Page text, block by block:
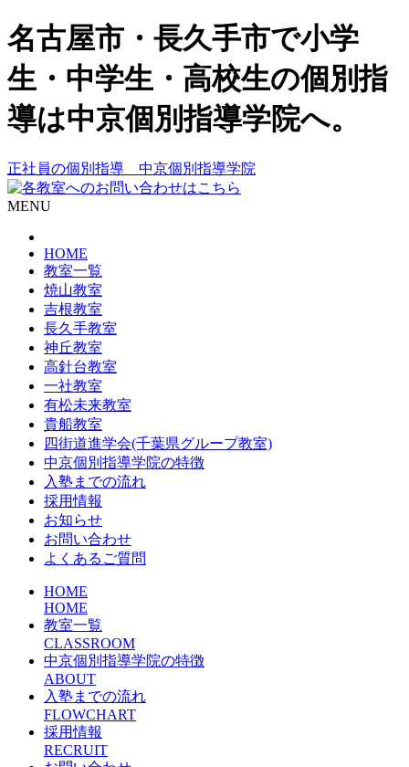
名古屋市・長久手市で小学
生・中学生・高校生の個別指
導は中京個別指導学院へ。
正社員の個別指導 中京個別指導学院
MENU
HOME
教室一覧
焼山教室
吉根教室
長久手教室
神丘教室
高針台教室
一社教室
有松未来教室
貴船教室
四街道進学会(千葉県グループ教室)
中京個別指導学院の特徴
入塾までの流れ
採用情報
お知らせ
お問い合わせ
よくあるご質問
HOME
HOME
教室一覧
CLASSROOM
中京個別指導学院の特徴
ABOUT
入塾までの流れ
FLOWCHART
採用情報
RECRUIT